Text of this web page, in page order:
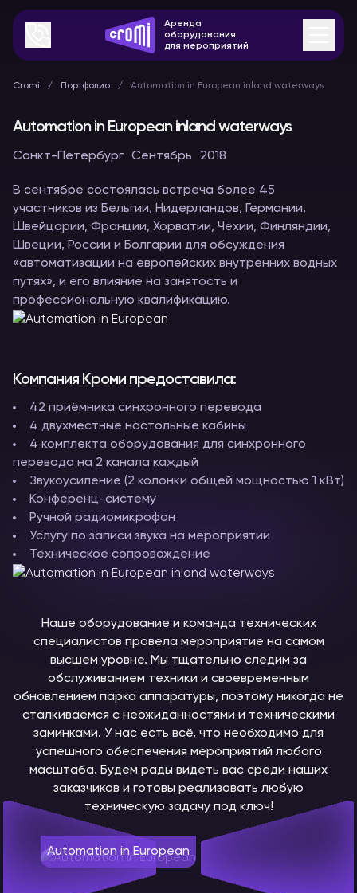
Аренда
оборудования
для мероприятий
Cromi Портфолио Automation in European inland waterways
Automation in European inland waterways
Санкт-Петербург Сентябрь 2018
В сентябре состоялась встреча более 45
участников из Бельгии, Нидерландов, Германии,
Швейцарии, Франции, Хорватии, Чехии, Финляндии,
Швеции, России и Болгарии для обсуждения
«автоматизации на европейских внутренних водных
путях», и его влияние на занятость и
профессиональную квалификацию.
Компания Кроми предоставила:
42 приёмника синхронного перевода
4 двухместные настольные кабины
4 комплекта оборудования для синхронного
перевода на 2 канала каждый
Звукоусиление (2 колонки общей мощностью 1 кВт)
Конференц-систему
Ручной радиомикрофон
Услугу по записи звука на мероприятии
Техническое сопровождение
Наше оборудование и команда технических
специалистов провела мероприятие на самом
высшем уровне. Мы тщательно следим за
обслуживанием техники и своевременным
обновлением парка аппаратуры, поэтому никогда не
сталкиваемся с неожиданностями и техническими
заминками. У нас есть всё, что необходимо для
успешного обеспечения мероприятий любого
масштаба. Будем рады видеть вас среди наших
заказчиков и готовы реализовать любую
техническую задачу под ключ!
Automation in European